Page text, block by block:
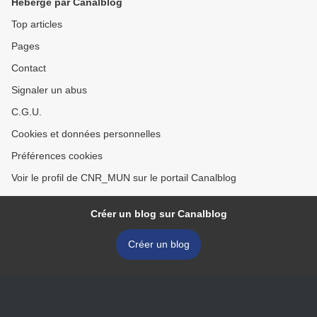
Top articles
Pages
Contact
Signaler un abus
C.G.U.
Cookies et données personnelles
Préférences cookies
Voir le profil de CNR_MUN sur le portail Canalblog
Créer un blog sur Canalblog
Créer un blog